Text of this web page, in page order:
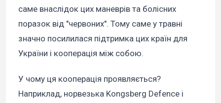
саме внаслідок цих маневрів та болісних
поразок від "червоних". Тому саме у травні
значно посилилася підтримка цих країн для
України і кооперація між собою.
У чому ця кооперація проявляється?
Наприклад, норвезька Kongsberg Defence і